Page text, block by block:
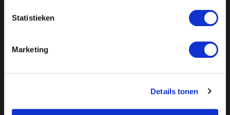
Statistieken
Marketing
Details tonen